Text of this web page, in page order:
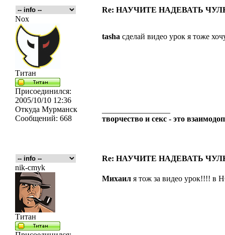
Re: НАУЧИТЕ НАДЕВАТЬ
Nox
Титан
Присоединился:
2005/10/10 12:36
Откуда Мурманск
Сообщений: 668
tasha сделай видео урок я тоже
творчество и секс - это
Re: НАУЧИТЕ НАДЕВАТЬ
nik-cmyk
Титан
Михаил я тож за видео урок!!!! в